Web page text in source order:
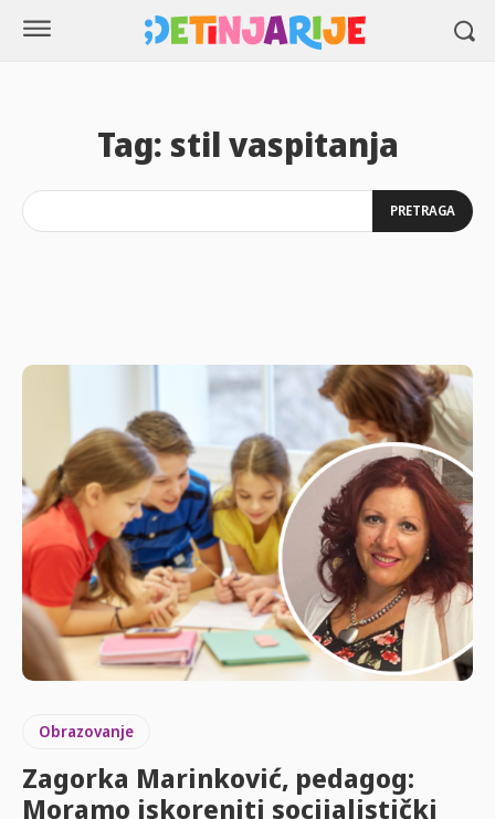
Tag: stil vaspitanja
PRETRAGA
Obrazovanje
Zagorka Marinković, pedagog:
Moramo iskoreniti socijalistički